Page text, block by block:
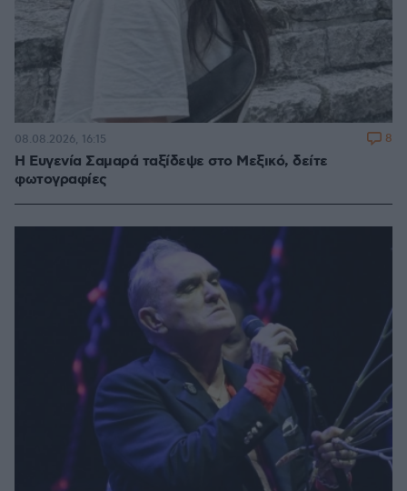
Η Ευγενία Σαμαρά ταξίδεψε στο Μεξικό, δείτε
φωτογραφίες
08.08.2026, 16:15 8